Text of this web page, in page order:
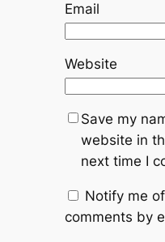
Email
Website
Save my
website in
next time I
Notify me
comments by